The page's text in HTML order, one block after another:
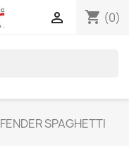
shopping_cart (0)

FENDER SPAGHETTI